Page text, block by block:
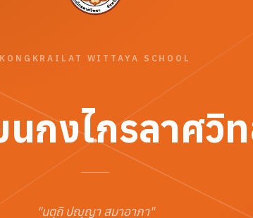
KONGKRAILAT WITTAYA SCHOOL
นกงไกรลาศวิ
"นตฺถิ ปญฺญา สมาอาภา"